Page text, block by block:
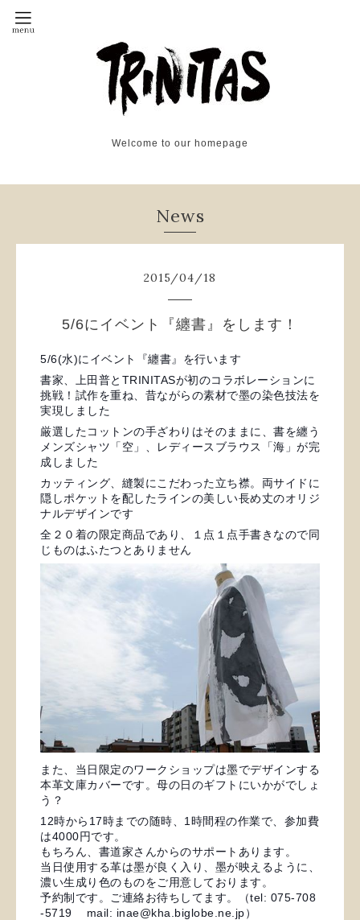
Welcome to our homepage
News
2015/04/18
5/6にイベント『纏書』をします！
5/6(水)にイベント『纏書』を行います
書家、上田普とTRINITASが初のコラボレーションに
挑戦！試作を重ね、昔ながらの素材で墨の染色技法を
実現しました
厳選したコットンの手ざわりはそのままに、書を纏う
メンズシャツ「空」、レディースブラウス「海」が完
成しました
カッティング、縫製にこだわった立ち襟。両サイドに
隠しポケットを配したラインの美しい長め丈のオリジ
ナルデザインです
全２０着の限定商品であり、１点１点手書きなので同
じものはふたつとありません
また、当日限定のワークショップは墨でデザインする
本革文庫カバーです。母の日のギフトにいかがでしょ
う？
12時から17時までの随時、1時間程の作業で、参加費
は4000円です。
もちろん、書道家さんからのサポートあります。
当日使用する革は墨が良く入り、墨が映えるように、
濃い生成り色のものをご用意しております。
予約制です。
ご連絡お待ちしてます。（tel: 075-708
-5719 mail: inae@kha.biglobe.ne.jp）